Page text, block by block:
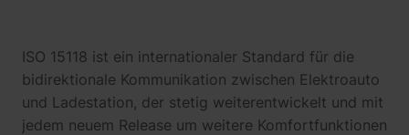
ISO 15118 ist ein internationaler Standard für die
bidirektionale Kommunikation zwischen Elektroauto
und Ladestation, der stetig weiterentwickelt und mit
jedem neuem Release um weitere Komfortfunktionen